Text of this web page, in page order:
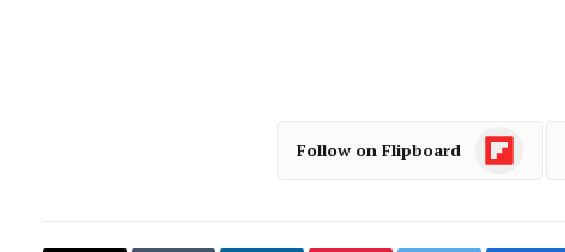
Follow on Flipboard